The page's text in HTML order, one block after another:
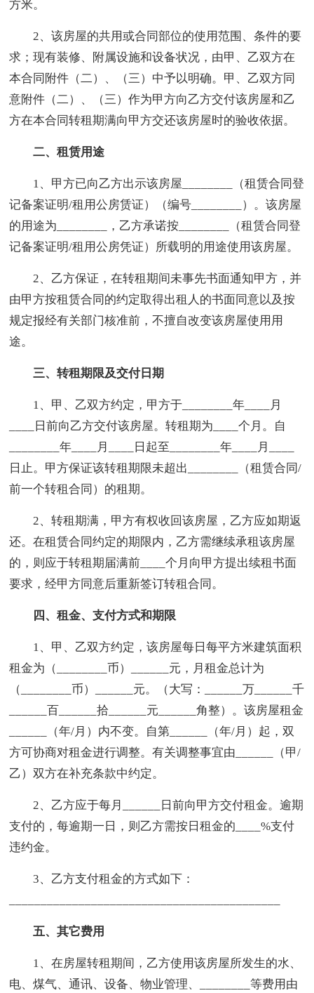
方米。
2、该房屋的共用或合同部位的使用范围、条件的要
求；现有装修、附属设施和设备状况，由甲、乙双方在
本合同附件（二）、（三）中予以明确。甲、乙双方同
意附件（二）、（三）作为甲方向乙方交付该房屋和乙
方在本合同转租期满向甲方交还该房屋时的验收依据。
二、租赁用途
1、甲方已向乙方出示该房屋________（租赁合同登
记备案证明/租用公房赁证）（编号________）。该房屋
的用途为________，乙方承诺按________（租赁合同登
记备案证明/租用公房凭证）所载明的用途使用该房屋。
2、乙方保证，在转租期间未事先书面通知甲方，并
由甲方按租赁合同的约定取得出租人的书面同意以及按
规定报经有关部门核准前，不擅自改变该房屋使用用
途。
三、转租期限及交付日期
1、甲、乙双方约定，甲方于________年____月
____日前向乙方交付该房屋。转租期为____个月。自
________年____月____日起至________年____月____
日止。甲方保证该转租期限未超出________（租赁合同/
前一个转租合同）的租期。
2、转租期满，甲方有权收回该房屋，乙方应如期返
还。在租赁合同约定的期限内，乙方需继续承租该房屋
的，则应于转租期届满前____个月向甲方提出续租书面
要求，经甲方同意后重新签订转租合同。
四、租金、支付方式和期限
1、甲、乙双方约定，该房屋每日每平方米建筑面积
租金为（________币）______元，月租金总计为
（________币）______元。（大写：______万______千
______百______拾______元______角整）。该房屋租金
______（年/月）内不变。自第______（年/月）起，双
方可协商对租金进行调整。有关调整事宜由______（甲/
乙）双方在补充条款中约定。
2、乙方应于每月______日前向甲方交付租金。逾期
支付的，每逾期一日，则乙方需按日租金的____%支付
违约金。
3、乙方支付租金的方式如下：
五、其它费用
1、在房屋转租期间，乙方使用该房屋所发生的水、
电、煤气、通讯、设备、物业管理、________等费用由